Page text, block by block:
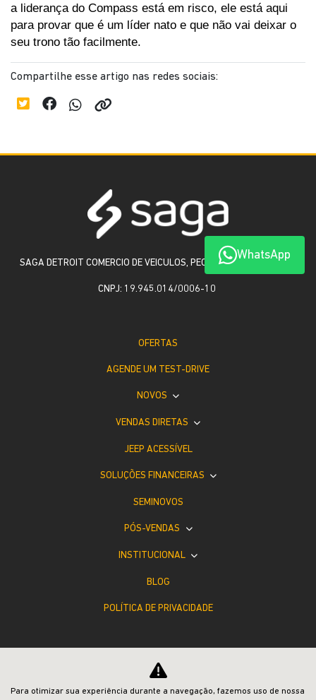
a liderança do Compass está em risco, ele está aqui
para provar que é um líder nato e que não vai deixar o
seu trono tão facilmente.
Compartilhe esse artigo nas redes sociais:
WhatsApp
SAGA DETROIT COMERCIO DE VEICULOS, PECAS E SERVICOS LTDA
CNPJ: 19.945.014/0006-10
OFERTAS
AGENDE UM TEST-DRIVE
NOVOS
VENDAS DIRETAS
JEEP ACESSÍVEL
SOLUÇÕES FINANCEIRAS
SEMINOVOS
PÓS-VENDAS
INSTITUCIONAL
BLOG
POLÍTICA DE PRIVACIDADE
Para otimizar sua experiência durante a navegação, fazemos uso de nossa